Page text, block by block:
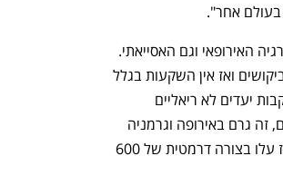
בעולם אחר".